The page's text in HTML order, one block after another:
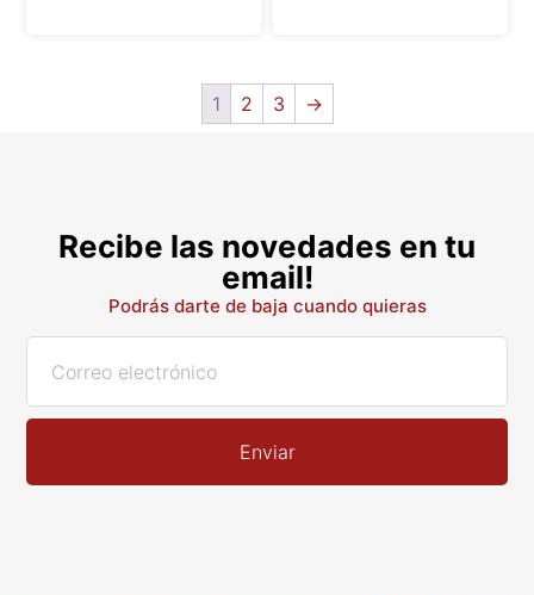
1 2 3 →
Recibe las novedades en tu
email!
Podrás darte de baja cuando quieras
Enviar